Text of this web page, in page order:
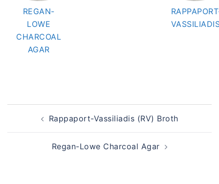
REGAN-
LOWE
CHARCOAL
AGAR
navigationRappaport-Vassiliadis (RV) Broth
Regan-Lowe Charcoal Agar